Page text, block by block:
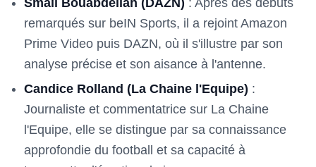
Smaïl Bouabdellah (DAZN) : Après des débuts
remarqués sur beIN Sports, il a rejoint Amazon
Prime Video puis DAZN, où il s'illustre par son
analyse précise et son aisance à l'antenne.
Candice Rolland (La Chaine l'Equipe) :
Journaliste et commentatrice sur La Chaine
l'Equipe, elle se distingue par sa connaissance
approfondie du football et sa capacité à